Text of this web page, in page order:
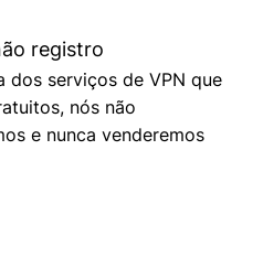
registro
dos serviços de VPN que
nós não
e nunca venderemos